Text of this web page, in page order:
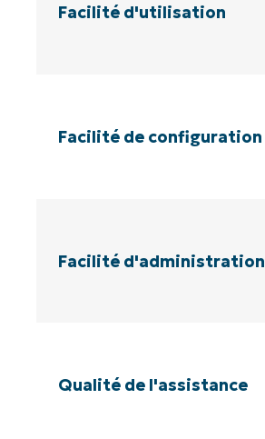
Facilité d'utilisation
Facilité de configuration
Facilité d'administration
Qualité de l'assistance